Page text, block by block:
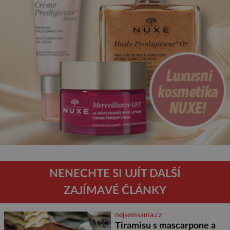
NENECHTE SI UJÍT DALŠÍ
ZAJÍMAVÉ ČLÁNKY
nejsemsama.cz
Tiramisu s mascarpone a